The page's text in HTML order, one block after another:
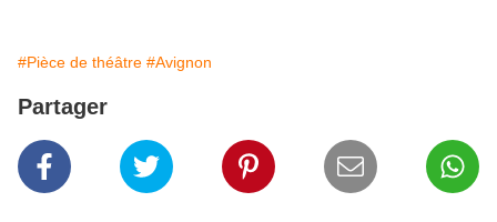
#Pièce de théâtre #Avignon
Partager